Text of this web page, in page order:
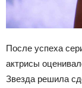
После успеха
актрисы
Звезда решила